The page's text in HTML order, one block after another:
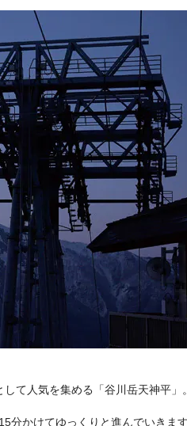
て人気を集める「谷川岳天神平」。
分かけてゆっくりと進んでいきま